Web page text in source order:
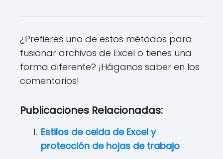
¿Prefieres uno de estos métodos para
fusionar archivos de Excel o tienes una
forma diferente? ¡Háganos saber en los
comentarios!
Publicaciones Relacionadas:
Estilos de celda de Excel y
protección de hojas de trabajo